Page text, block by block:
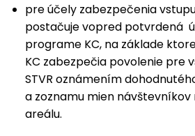
pre účely zabezpečenia
postačuje vopred potvrdená
programe KC, na základe
KC zabezpečia povolenie pre
STVR oznámením
a zoznamu mien
areálu.